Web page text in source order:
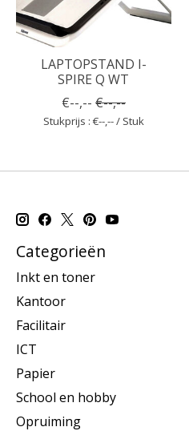
LAPTOPSTAND I-
SPIRE Q WT
€--,-- €--,--
Stukprijs : €--,-- / Stuk
Categorieën
Inkt en toner
Kantoor
Facilitair
ICT
Papier
School en hobby
Opruiming